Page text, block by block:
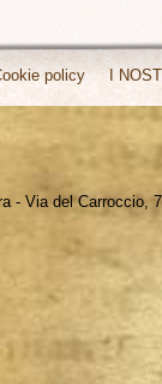
policy I
- Via del